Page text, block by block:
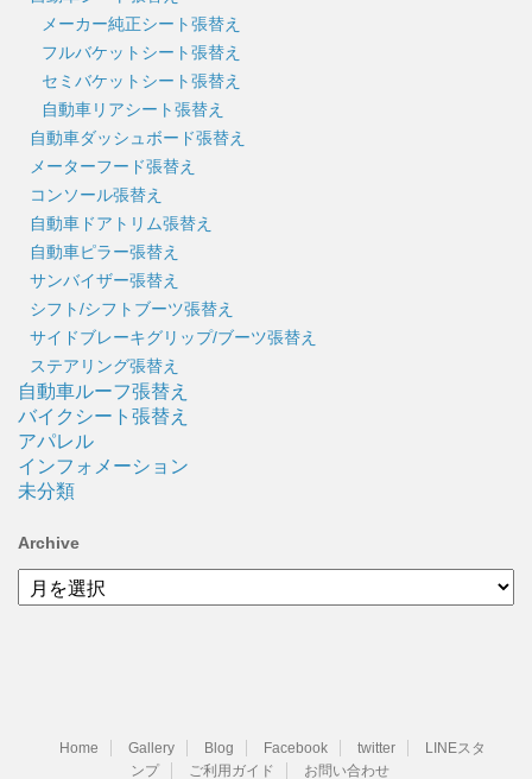
メーカー純正シート張替え
フルバケットシート張替え
セミバケットシート張替え
自動車リアシート張替え
自動車ダッシュボード張替え
メーターフード張替え
コンソール張替え
自動車ドアトリム張替え
自動車ピラー張替え
サンバイザー張替え
シフト/シフトブーツ張替え
サイドブレーキグリップ/ブーツ張替え
ステアリング張替え
自動車ルーフ張替え
バイクシート張替え
アパレル
インフォメーション
未分類
Archive
Archive
Home Gallery Blog Facebook twitter
LINEスタ
ンプ
ご利用ガイド お問い合わせ